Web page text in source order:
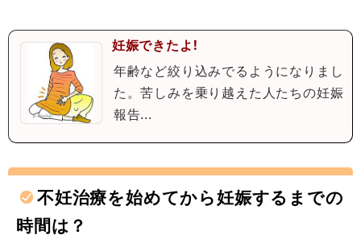
妊娠できたよ!
年齢など絞り込みでるようになりまし
た。苦しみを乗り越えた人たちの妊娠
報告...
不妊治療を始めてから妊娠するまでの
時間は？